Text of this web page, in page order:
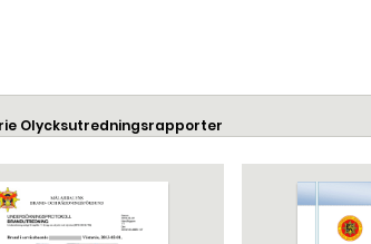
Olycksutredningsrapporter